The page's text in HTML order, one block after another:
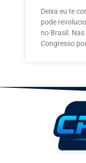
Deixa eu te
pode
no Brasil.
Congresso